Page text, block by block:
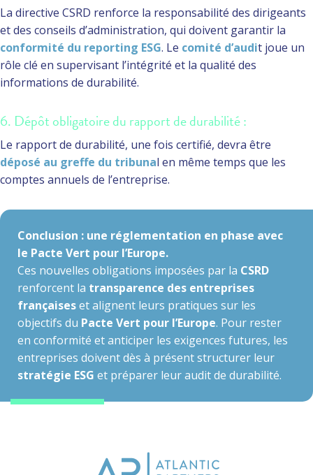
La directive CSRD renforce la responsabilité des dirigeants
et des conseils d’administration, qui doivent garantir la
conformité du reporting ESG. Le comité d’audit joue un
rôle clé en supervisant l’intégrité et la qualité des
informations de durabilité.
6. Dépôt obligatoire du rapport de durabilité :
Le rapport de durabilité, une fois certifié, devra être
déposé au greffe du tribunal en même temps que les
comptes annuels de l’entreprise.
Conclusion : une réglementation en phase avec
le Pacte Vert pour l’Europe.
Ces nouvelles obligations imposées par la CSRD
renforcent la transparence des entreprises
françaiseset alignent leurs pratiques sur les
objectifs du Pacte Vert pour l’Europe. Pour rester
en conformité et anticiper les exigences futures, les
entreprises doivent dès à présent structurer leur
stratégie ESG et préparer leur audit de durabilité.